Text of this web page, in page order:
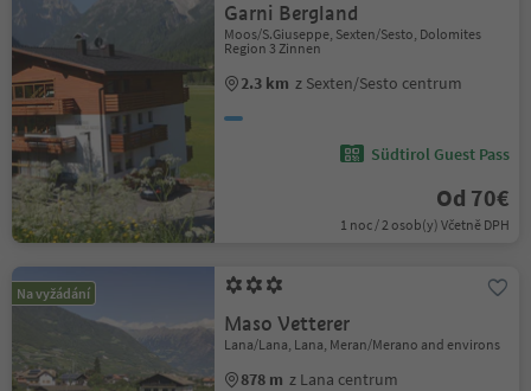
Garni Bergland
Moos/S.Giuseppe, Sexten/Sesto, Dolomites
Region 3 Zinnen
2.3 km z Sexten/Sesto centrum
Südtirol Guest Pass
Od 70€
1 noc / 2 osob(y) Včetně DPH
Na vyžádání
Maso Vetterer
Lana/Lana, Lana, Meran/Merano and environs
878 m z Lana centrum